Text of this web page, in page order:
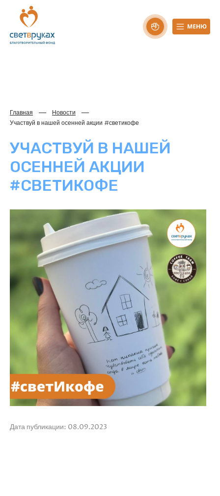
Главная
Новости
Участвуй в нашей осенней акции #светикофе
УЧАСТВУЙ В НАШЕЙ
ОСЕННЕЙ АКЦИИ
#СВЕТИКОФЕ
Дата публикации: 08.09.2023